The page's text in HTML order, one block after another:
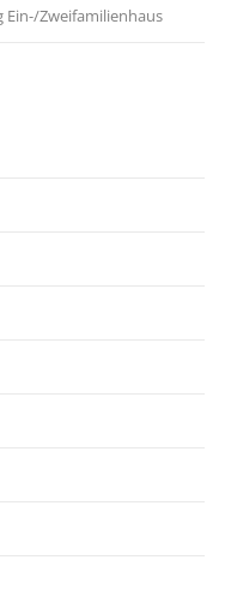
Ein-/Zweifamilienhaus